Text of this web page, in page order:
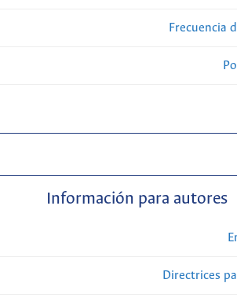
Frecuencia
Información para autores
Directrices